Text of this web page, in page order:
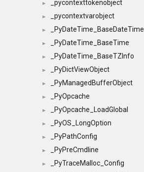
► _pycontexttokenobject
► _pycontextvarobject
► _PyDateTime_BaseDateTime
► _PyDateTime_BaseTime
► _PyDateTime_BaseTZInfo
► _PyDictViewObject
► _PyManagedBufferObject
► _PyOpcache
► _PyOpcache_LoadGlobal
► _PyOS_LongOption
► _PyPathConfig
► _PyPreCmdline
► _PyTraceMalloc_Config